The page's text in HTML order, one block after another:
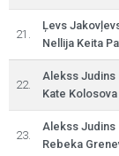
21.
Ļevs
Nellija Keita
22.
Alekss Judins
Kate Kolosova
23.
Alekss Judins
Rebeka